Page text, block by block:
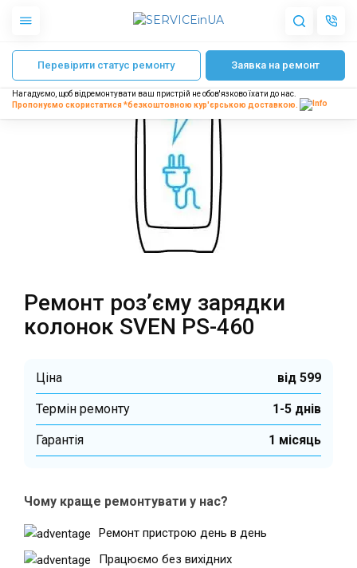
Apple
Гаджети
Акустика
Партнерам
Інтернет-магазин
Театральна
м. Київ, вул. Хрещатик 44-A м. Київ, вул. Анни Ахматової, 30
Оболонь Палац "Україна"
Дарниця
м. Київ, Комфорт Таун, вул.
Березнева, 16, корпус 3
Перевірити статус ремонту Заявка на ремонт
Нагадуємо, щоб відремонтувати ваш пристрій не обов'язково їхати до нас.
Пропонуємо скористатися *безкоштовною кур'єрською доставкою.
Головна Ремонт колонок Sven SVEN PS-460 Ремонт роз’єму
Ремонт роз’єму зарядки
колонок SVEN PS-460
Ціна від 599
Термін ремонту 1-5 днів
Гарантiя 1 місяць
Чому краще ремонтувати у нас?
Ремонт пристрою день в день
Працюємо без вихідних